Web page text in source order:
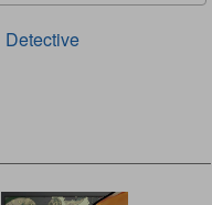
Detective